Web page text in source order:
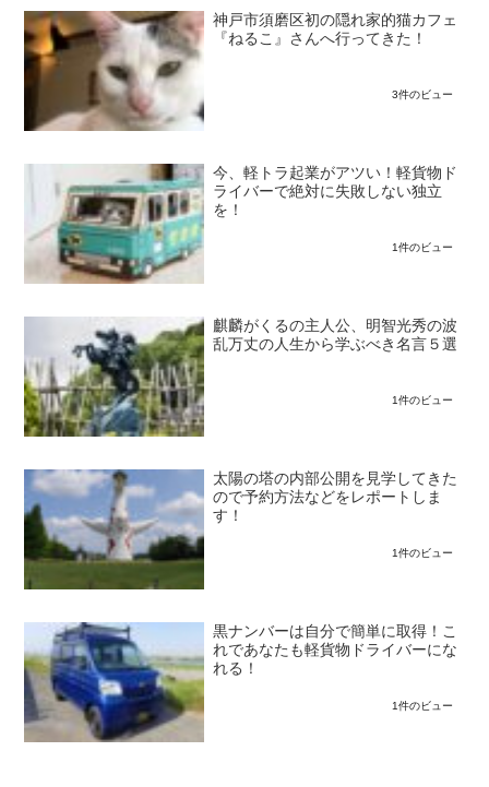
神戸市須磨区初の隠れ家的猫カフェ
『ねるこ』さんへ行ってきた！
3件のビュー
今、軽トラ起業がアツい！軽貨物ド
ライバーで絶対に失敗しない独立
を！
1件のビュー
麒麟がくるの主人公、明智光秀の波
乱万丈の人生から学ぶべき名言５選
1件のビュー
太陽の塔の内部公開を見学してきた
ので予約方法などをレポートしま
す！
1件のビュー
黒ナンバーは自分で簡単に取得！こ
れであなたも軽貨物ドライバーにな
れる！
1件のビュー